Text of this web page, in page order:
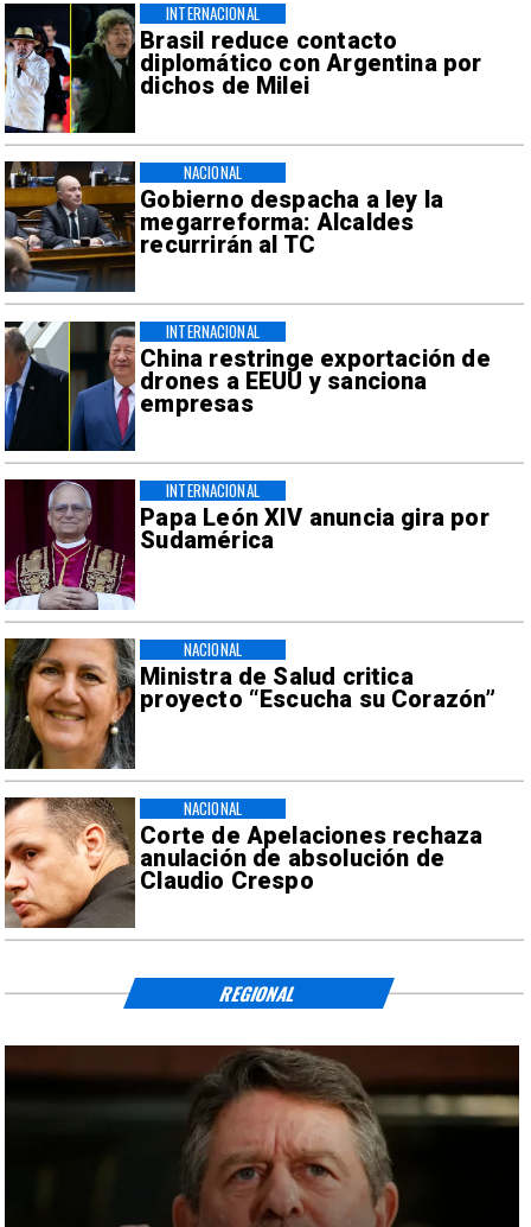
Brasil reduce contacto
diplomático con Argentina por
dichos de Milei
INTERNACIONAL
Gobierno despacha a ley la
megarreforma: Alcaldes
recurrirán al TC
NACIONAL
China restringe exportación de
drones a EEUU y sanciona
empresas
INTERNACIONAL
Papa León XIV anuncia gira por
Sudamérica
INTERNACIONAL
Ministra de Salud critica
proyecto “Escucha su Corazón”
NACIONAL
Corte de Apelaciones rechaza
anulación de absolución de
Claudio Crespo
NACIONAL
REGIONAL